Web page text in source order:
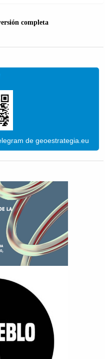
completa
de geoestrategia.eu